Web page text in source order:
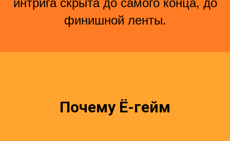
финишной ленты.
Почему Ё-гейм